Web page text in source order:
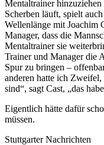
Mentaltrainer
Scherben läuft, spielt
Wellenlänge mit Joachim
Manager, dass die
Mentaltrainer sie
Trainer und Manager die
Spur zu bringen –
anderen hatte ich
sind“, sagt Cast, „das
Eigentlich hätte dafür
müssen.
Stuttgarter Nachrichten